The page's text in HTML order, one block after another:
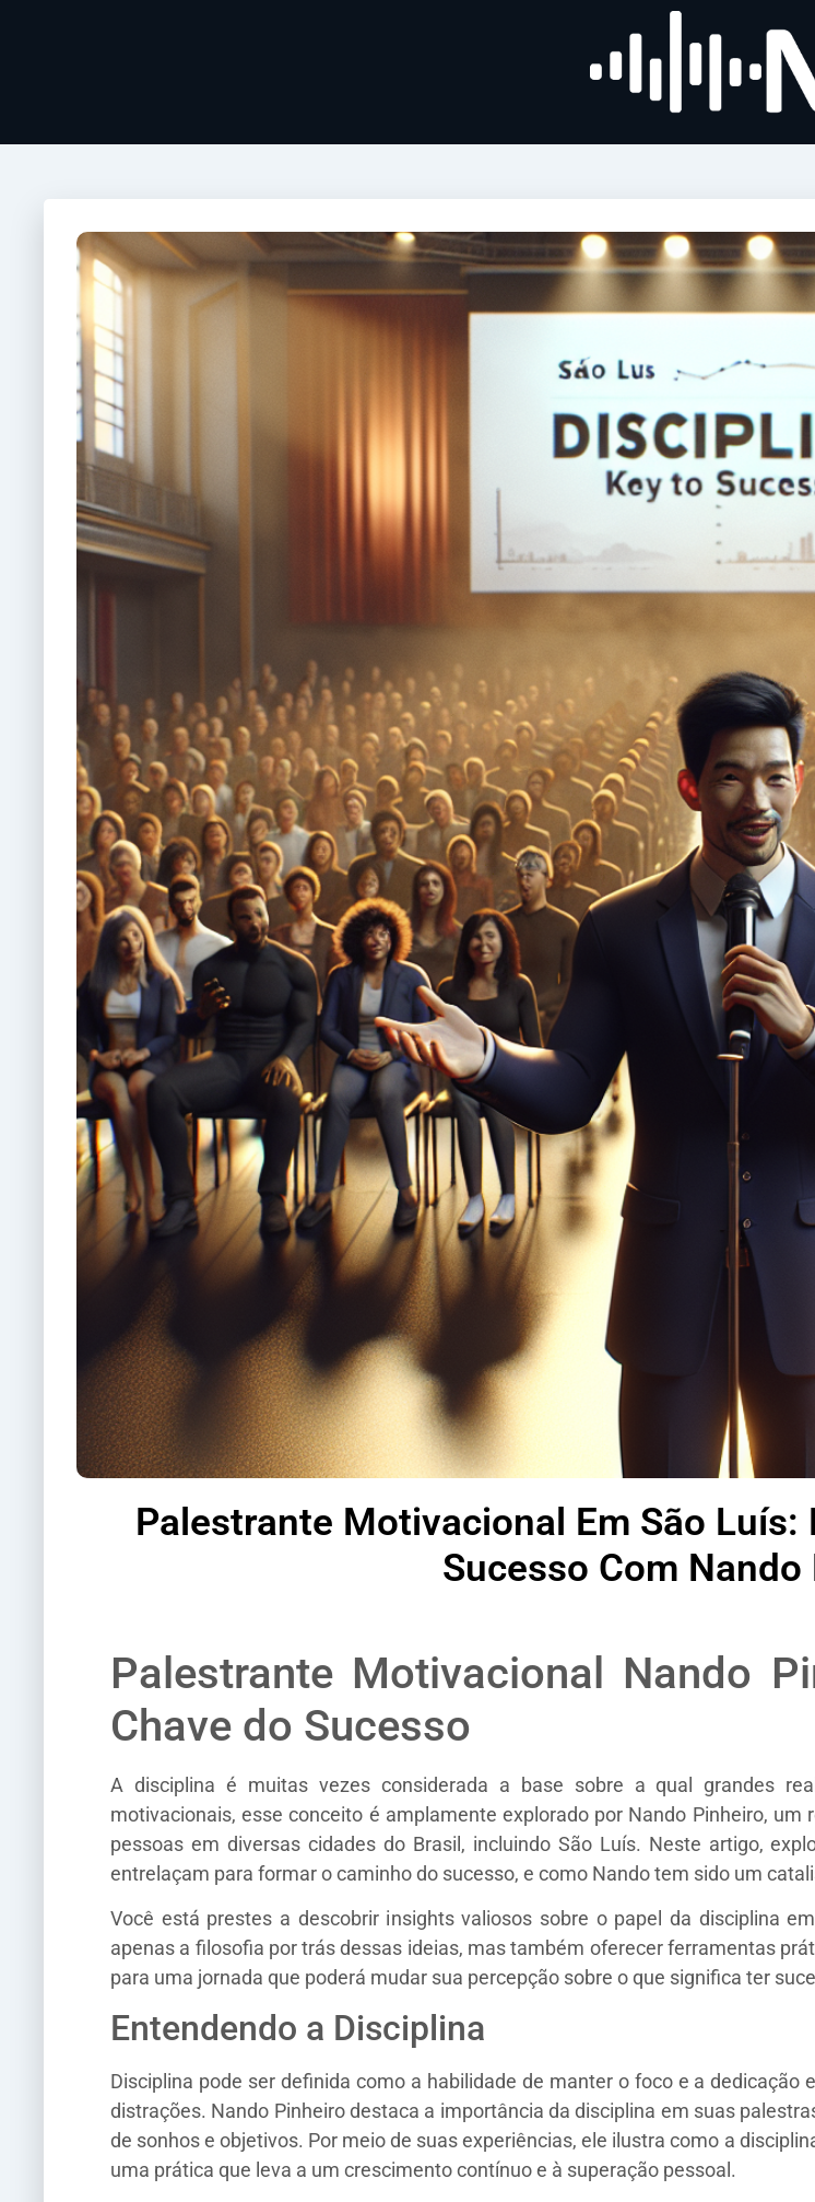
Palestrante Motivacional Em São Luís:
Sucesso Com
Palestrante Motivacional Nando
Chave do Sucesso
A disciplina é muitas vezes considerada a base sobre a qual grandes
motivacionais, esse conceito é amplamente explorado por Nando Pinheiro,
pessoas em diversas cidades do Brasil, incluindo São Luís. Neste artigo,
entrelaçam para formar o caminho do sucesso, e como Nando tem sido um
Você está prestes a descobrir insights valiosos sobre o papel da disciplina
apenas a filosofia por trás dessas ideias, mas também oferecer ferramentas
para uma jornada que poderá mudar sua percepção sobre o que significa ter
Entendendo a Disciplina
Disciplina pode ser definida como a habilidade de manter o foco e a
distrações. Nando Pinheiro destaca a importância da disciplina em suas
de sonhos e objetivos. Por meio de suas experiências, ele ilustra como a
uma prática que leva a um crescimento contínuo e à superação pessoal.